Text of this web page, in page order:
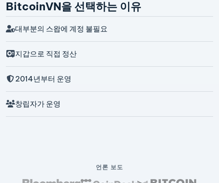
BitcoinVN을 선택하는 이유
대부분의 스왑에 계정 불필요
지갑으로 직접 정산
2014년부터 운영
창립자가 운영
언론 보도